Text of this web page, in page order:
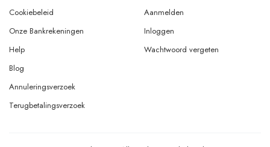
Cookiebeleid
Onze Bankrekeningen
Help
Aanmelden
Inloggen
Wachtwoord vergeten
Blog
Annuleringsverzoek
Terugbetalingsverzoek